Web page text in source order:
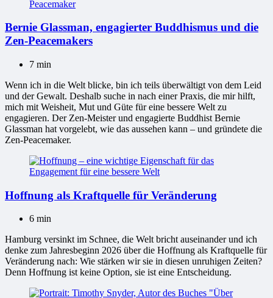
Bernie Glassman, engagierter Buddhismus und die
Zen-Peacemakers
7 min
Wenn ich in die Welt blicke, bin ich teils überwältigt von dem Leid
und der Gewalt. Deshalb suche in nach einer Praxis, die mir hilft,
mich mit Weisheit, Mut und Güte für eine bessere Welt zu
engagieren. Der Zen-Meister und engagierte Buddhist Bernie
Glassman hat vorgelebt, wie das aussehen kann – und gründete die
Zen-Peacemaker.
Hoffnung als Kraftquelle für Veränderung
6 min
Hamburg versinkt im Schnee, die Welt bricht auseinander und ich
denke zum Jahresbeginn 2026 über die Hoffnung als Kraftquelle für
Veränderung nach: Wie stärken wir sie in diesen unruhigen Zeiten?
Denn Hoffnung ist keine Option, sie ist eine Entscheidung.